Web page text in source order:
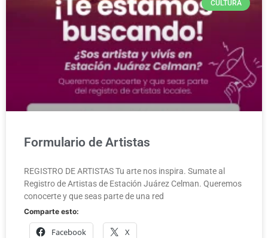
CULTURA
Formulario de Artistas
REGISTRO DE ARTISTAS Tu arte nos inspira. Sumate al
Registro de Artistas de Estación Juárez Celman. Queremos
conocerte y que seas parte de una red
Comparte esto:
Facebook X